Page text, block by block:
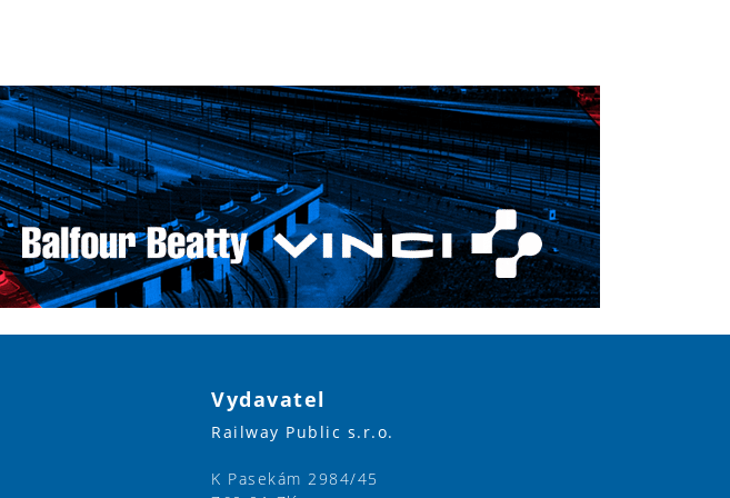
Vydavatel
Railway Public s.r.o.
K Pasekám 2984/45